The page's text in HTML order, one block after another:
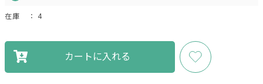
在庫 ： 4
カートに入れる